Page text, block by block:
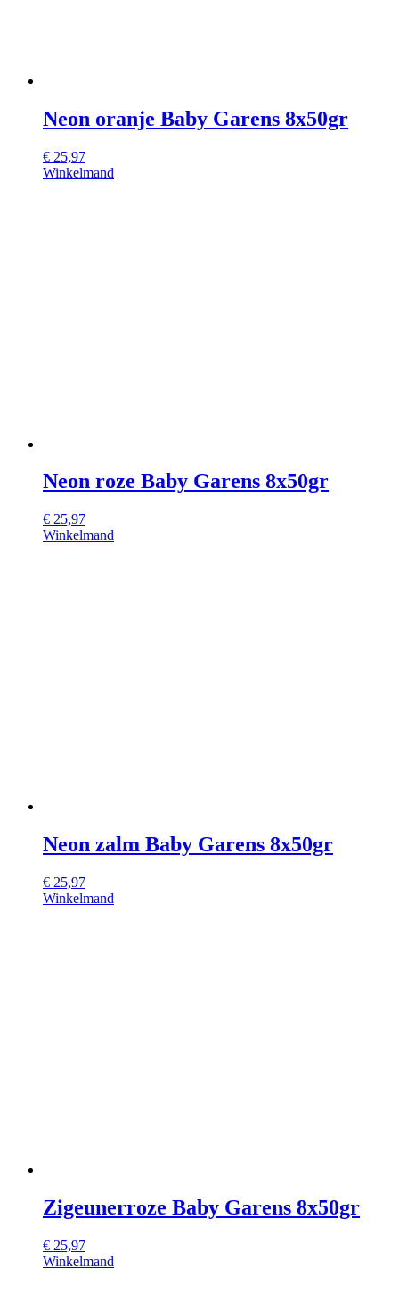
Neon oranje Baby Garens 8x50gr
€ 25,97
Winkelmand
Neon roze Baby Garens 8x50gr
€ 25,97
Winkelmand
Neon zalm Baby Garens 8x50gr
€ 25,97
Winkelmand
Zigeunerroze Baby Garens 8x50gr
€ 25,97
Winkelmand